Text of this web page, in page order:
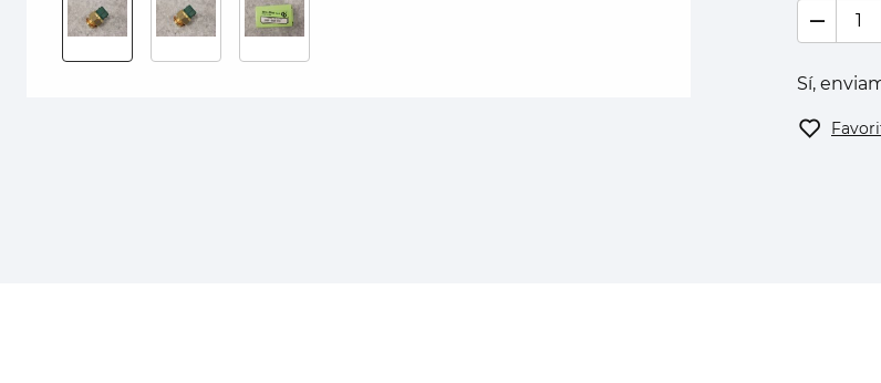
Sí,